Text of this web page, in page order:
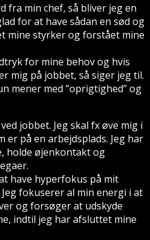
fra min chef, så bliver jeg en
for at have sådan en sød og
mine styrker og forstået mine
for mine behov og hvis
mig på jobbet, så siger jeg til.
mener med ”oprigtighed” og
jobbet. Jeg skal fx øve mig i
er på en arbejdsplads. Jeg har
holde øjenkontakt og
have hyperfokus på mit
fokuserer al min energi i at
og forsøger at udskyde
indtil jeg har afsluttet mine